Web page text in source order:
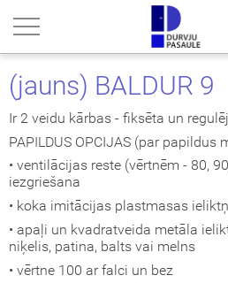
(jauns) BALDUR 9
Ir 2 veidu kārbas - fiksēta un
PAPILDUS OPCIJAS (par papildus
• ventilācijas reste (vērtnēm - 80,
iezgriešana
• koka imitācijas plastmasas
• apaļi un kvadratveida metāla
niķelis, patina, balts vai melns
• vērtne 100 ar falci un bez
PRIVĀTMĀJAI
TAPETES
kolekcija
durvis dzīvoklim
ārdurvis dzīvoklim
ārdurvis ar MDF
ārdurvis
64mm
ārdurvis
GLASS
INOX
CLASSIC
MODERN
klasika
UN STANDARD durvis
kolekcija
kolekcija
politika
politika